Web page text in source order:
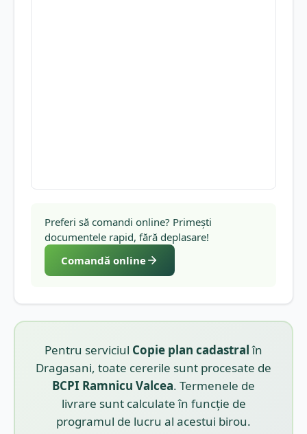
Preferi să comandi online? Primești
documentele rapid, fără deplasare!
Comandă online
Pentru serviciul Copie plan cadastralîn
Dragasani, toate cererile sunt procesate de
BCPI Ramnicu Valcea. Termenele de
livrare sunt calculate în funcție de
programul de lucru al acestui birou.